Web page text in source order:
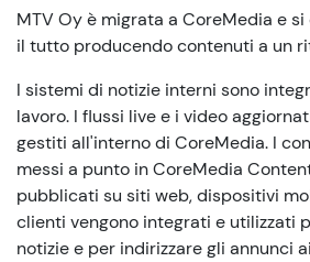
MTV Oy è migrata a CoreMedia e
il tutto producendo contenuti a un
I sistemi di notizie interni sono
lavoro. I flussi live e i video
gestiti all'interno di CoreMedia. I
messi a punto in CoreMedia
pubblicati su siti web, dispositivi
clienti vengono integrati e utilizzati
notizie e per indirizzare gli annunci